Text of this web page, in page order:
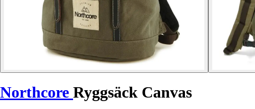
Northcore Ryggsäck Canvas